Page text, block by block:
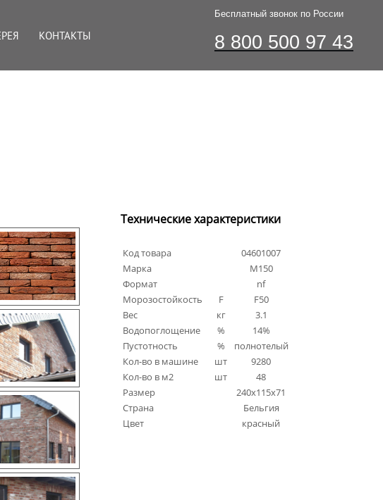
КОНТАКТЫ
Бесплатный звонок по России
8 800 500 97 43
Технические характеристики
Код товара
04601007
Марка
М150
Формат
nf
Морозостойкость
F
F50
Вес
кг
3.1
Водопоглощение
%
14%
Пустотность
%
полнотелый
Кол-во в машине
шт
9280
Кол-во в м2
шт
48
Размер
240x115x71
Страна
Бельгия
Цвет
красный